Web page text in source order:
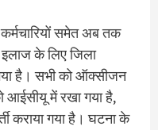
समेत अब तक
के लिए जिला
है। सभी को ऑक्सीजन
आईसीयू में रखा गया है,
कराया गया है। घटना के